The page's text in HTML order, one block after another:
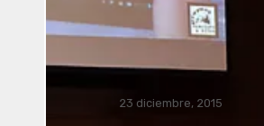
Romero, Ricardo Climent,
Manusamo & Bzika y
23 diciembre, 2015